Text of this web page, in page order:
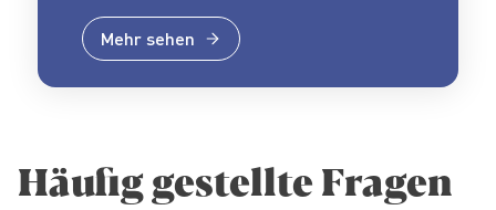
Mehr sehen
Häufig gestellte Fragen